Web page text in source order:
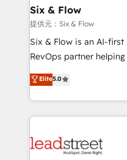
helps the following
improvement &
commercialization, real
SaaS, Software Dev &
the United States, EU,
America. From casual user to super fan: make
Six & Flow
提供元：Six & Flow
Six & Flow is an AI-
RevOps partner
grow with clarity,
Operating across the
Canada, we’ve
HubSpot projects for
combine HubSpot,
Elite5.0